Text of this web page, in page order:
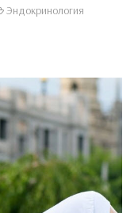
Эндокринология